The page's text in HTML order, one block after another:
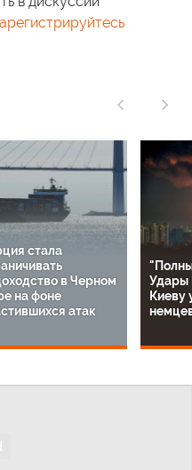
стала
в Черном
на фоне
атак
Удары
Киеву